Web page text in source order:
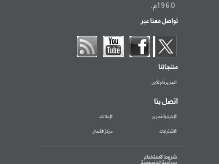
1960م.
تواصل معنا عبر
منتجاتنا
الجزيرة أونلاين
اتصل بنا
الإدارة والتحرير الإعلانات
الاشتراكات مركز الاتصال
شروط الاستخدام